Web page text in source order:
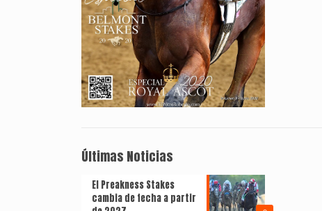
Últimas Noticias
El Preakness Stakes
cambia de fecha a partir